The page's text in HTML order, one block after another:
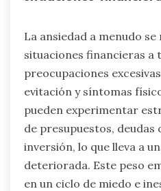
La ansiedad a menudo
situaciones financieras a
preocupaciones
evitación y síntomas
pueden experimentar
de presupuestos, deudas
inversión, lo que lleva a
deteriorada. Este peso
en un ciclo de miedo e